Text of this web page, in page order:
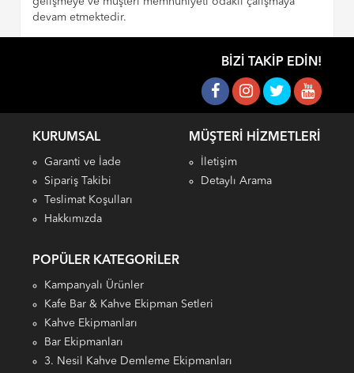
devam etmektedir.
BIZI TAKIP EDIN!
KURUMSAL
Garanti ve İade
Sipariş Takibi
Teslimat Koşulları
Hakkımızda
MÜŞTERI HIZMETLERI
İletişim
Detaylı Arama
POPÜLER KATEGORILER
Kampanyalı Ürünler
Kafe Bar & Kahve Ekipman Setleri
Kahve Ekipmanları
Bar Ekipmanları
3. Nesil Kahve Demleme Ekipmanları